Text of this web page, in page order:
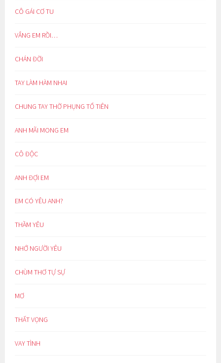
CÔ GÁI CƠ TU
VẮNG EM RỒI…
CHÁN ĐỜI
TAY LÀM HÀM NHAI
CHUNG TAY THỜ PHỤNG TỔ TIÊN
ANH MÃI MONG EM
CÔ ĐỘC
ANH ĐỢI EM
EM CÓ YÊU ANH?
THẦM YÊU
NHỚ NGƯỜI YÊU
CHÙM THƠ TỰ SỰ
MƠ
THẤT VỌNG
VAY TÌNH